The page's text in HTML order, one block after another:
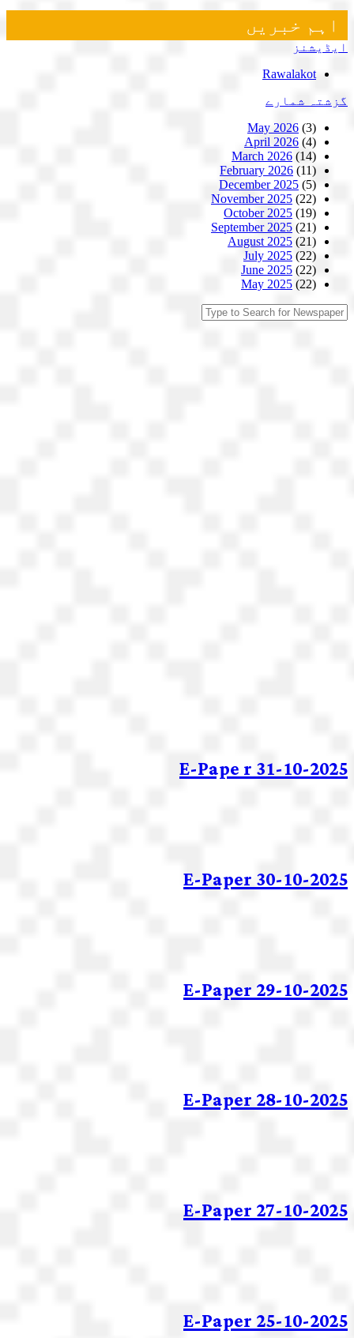
اہم خبریں
ایڈیشنز
Rawalakot
گزشتہ شمارے
May 2026 (3)
April 2026 (4)
March 2026 (14)
February 2026 (11)
December 2025 (5)
November 2025 (22)
October 2025 (19)
September 2025 (21)
August 2025 (21)
July 2025 (22)
June 2025 (22)
May 2025 (22)
E-Pape r 31-10-2025
E-Paper 30-10-2025
E-Paper 29-10-2025
E-Paper 28-10-2025
E-Paper 27-10-2025
E-Paper 25-10-2025